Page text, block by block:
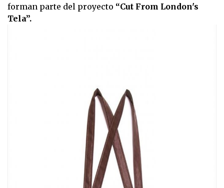
forman parte del proyecto “Cut From London's
Tela”.